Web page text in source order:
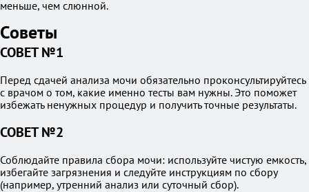
меньше, чем слюнной.
Советы
СОВЕТ №1
Перед сдачей анализа мочи обязательно проконсультируйтесь
с врачом о том, какие именно тесты вам нужны. Это поможет
избежать ненужных процедур и получить точные результаты.
СОВЕТ №2
Соблюдайте правила сбора мочи: используйте чистую емкость,
избегайте загрязнения и следуйте инструкциям по сбору
(например, утренний анализ или суточный сбор).